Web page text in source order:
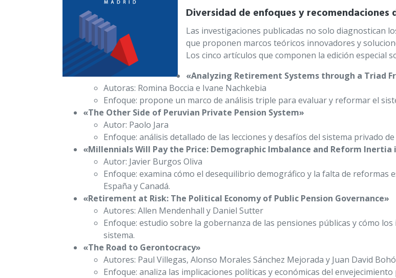
Diversidad de enfoques y recomendaciones
Las investigaciones publicadas no solo diagnostican
que proponen marcos teóricos innovadores y
Los cinco artículos que componen la edición especial
«Analyzing Retirement Systems through a Triad
Autoras: Romina Boccia e Ivane Nachkebia
Enfoque: propone un marco de análisis triple para evaluar y reformar el
«The Other Side of Peruvian Private Pension System»
Autor: Paolo Jara
Enfoque: análisis detallado de las lecciones y desafíos del sistema privado
«Millennials Will Pay the Price: Demographic Imbalance and Reform Inertia
Autor: Javier Burgos Oliva
Enfoque: examina cómo el desequilibrio demográfico y la falta de reformas
España y Canadá.
«Retirement at Risk: The Political Economy of Public Pension Governance»
Autores: Allen Mendenhall y Daniel Sutter
Enfoque: estudio sobre la gobernanza de las pensiones públicas y cómo
sistema.
«The Road to Gerontocracy»
Autores: Paul Villegas, Alonso Morales Sánchez Mejorada y Juan David
Enfoque: analiza las implicaciones políticas y económicas del